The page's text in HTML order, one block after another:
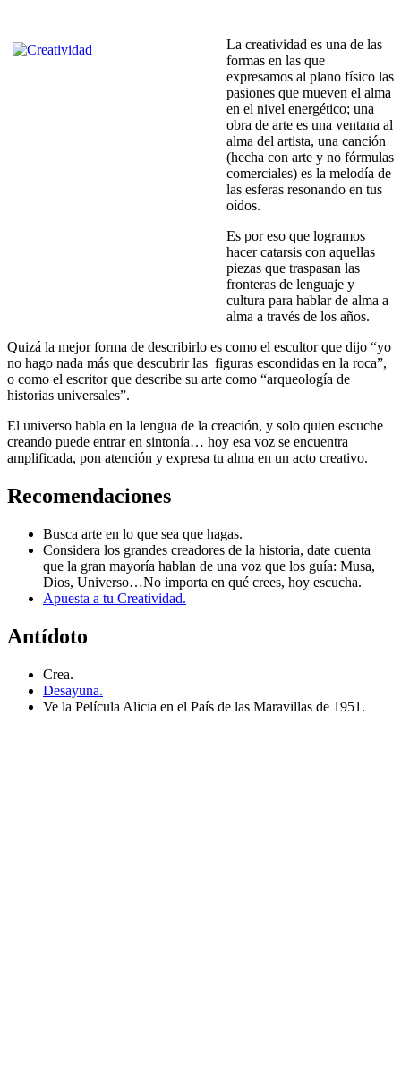
La creatividad es una de las
formas en las que
expresamos al plano físico las
pasiones que mueven el alma
en el nivel energético; una
obra de arte es una ventana al
alma del artista, una canción
(hecha con arte y no fórmulas
comerciales) es la melodía de
las esferas resonando en tus
oídos.
Es por eso que logramos
hacer catarsis con aquellas
piezas que traspasan las
fronteras de lenguaje y
cultura para hablar de alma a
alma a través de los años.
Quizá la mejor forma de describirlo es como el escultor que dijo “yo
no hago nada más que descubrir las figuras escondidas en la roca”,
o como el escritor que describe su arte como “arqueología de
historias universales”.
El universo habla en la lengua de la creación, y solo quien escuche
creando puede entrar en sintonía… hoy esa voz se encuentra
amplificada, pon atención y expresa tu alma en un acto creativo.
Recomendaciones
Busca arte en lo que sea que hagas.
Considera los grandes creadores de la historia, date cuenta
que la gran mayoría hablan de una voz que los guía: Musa,
Dios, Universo…No importa en qué crees, hoy escucha.
Apuesta a tu Creatividad.
Antídoto
Crea.
Desayuna.
Ve la Película Alicia en el País de las Maravillas de 1951.